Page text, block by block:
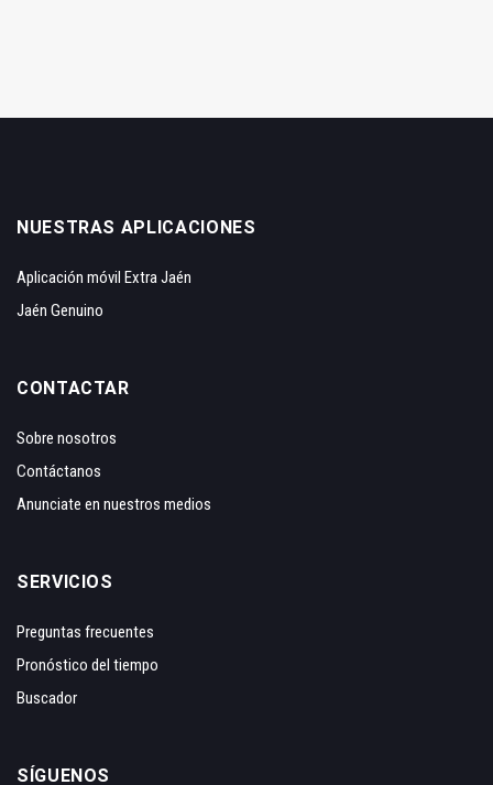
NUESTRAS APLICACIONES
Aplicación móvil Extra Jaén
Jaén Genuino
CONTACTAR
Sobre nosotros
Contáctanos
Anunciate en nuestros medios
SERVICIOS
Preguntas frecuentes
Pronóstico del tiempo
Buscador
SÍGUENOS